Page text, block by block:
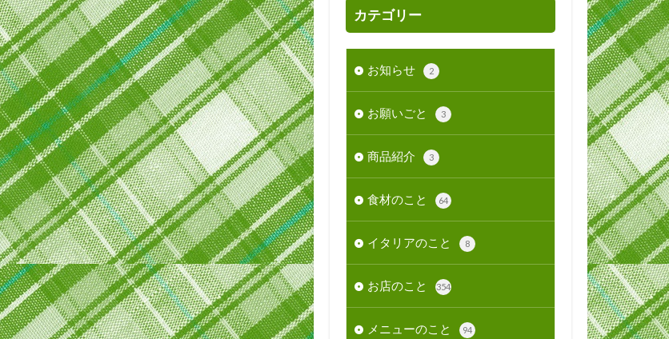
カテゴリー
お知らせ 2
お願いごと 3
商品紹介 3
食材のこと 64
イタリアのこと 8
お店のこと 354
メニューのこと 94